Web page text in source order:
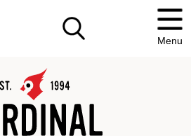
Menu